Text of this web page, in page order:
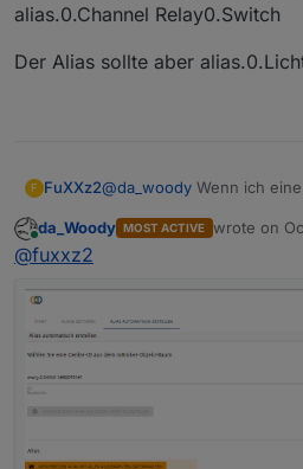
alias.0.Channel Relay0.Switch
Der Alias sollte aber
F FuXXz2@da_woody Wenn ich
Dann schlägt erzeugt er
Der Alias sollte aber
Online
da_Woody MOST ACTIVE wrote on
last edited
@fuxxz2